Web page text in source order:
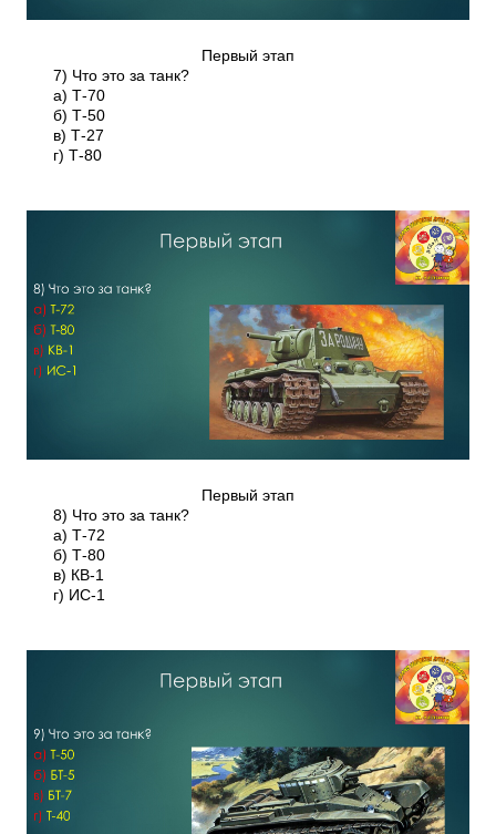
Первый этап
7) Что это за танк?
а) Т-70
б) Т-50
в) Т-27
г) Т-80
Первый этап
8) Что это за танк?
а) Т-72
б) Т-80
в) КВ-1
г) ИС-1